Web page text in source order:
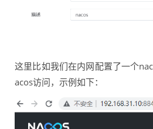
这里比如我们在内网配置了一个
acos访问，示例如下：